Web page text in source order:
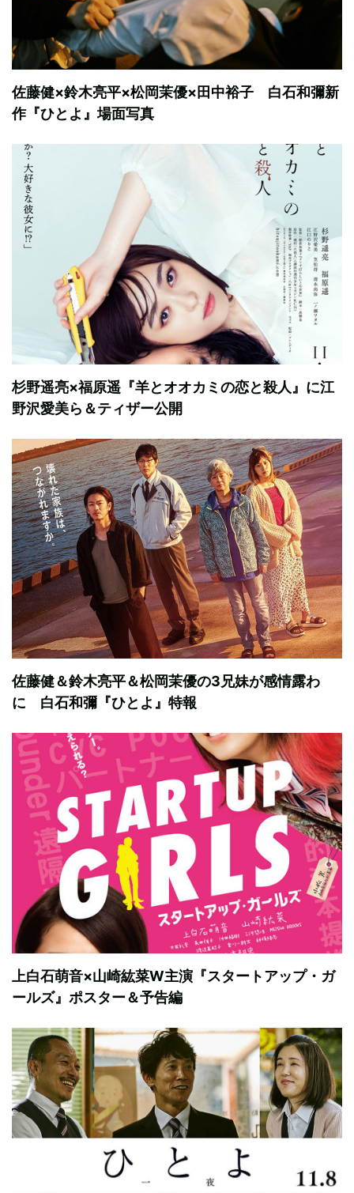
佐藤健×鈴木亮平×松岡茉優×田中裕子 白石和彌新
作『ひとよ』場面写真
杉野遥亮×福原遥『羊とオオカミの恋と殺人』に江
野沢愛美ら＆ティザー公開
佐藤健＆鈴木亮平＆松岡茉優の3兄妹が感情露わ
に 白石和彌『ひとよ』特報
上白石萌音×山崎紘菜W主演『スタートアップ・ガ
ールズ』ポスター＆予告編